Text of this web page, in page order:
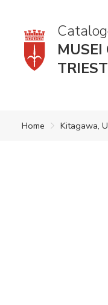
MUSEI
Home Kitagawa,